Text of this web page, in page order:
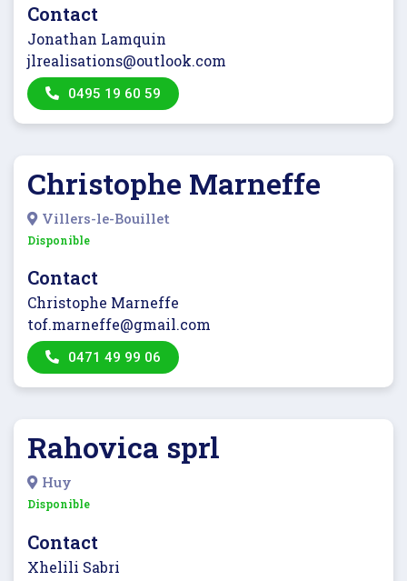
Contact
Jonathan Lamquin
jlrealisations@outlook.com
0495 19 60 59
Christophe Marneffe
Villers-le-Bouillet
Disponible
Contact
Christophe Marneffe
tof.marneffe@gmail.com
0471 49 99 06
Rahovica sprl
Huy
Disponible
Contact
Xhelili Sabri